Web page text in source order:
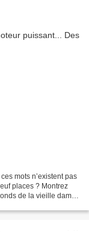
mots n’existent pas
places ? Montrez
de la vieille dame